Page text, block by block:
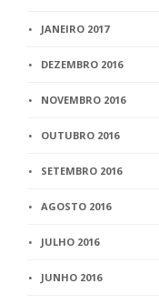
JANEIRO 2017
DEZEMBRO 2016
NOVEMBRO 2016
OUTUBRO 2016
SETEMBRO 2016
AGOSTO 2016
JULHO 2016
JUNHO 2016